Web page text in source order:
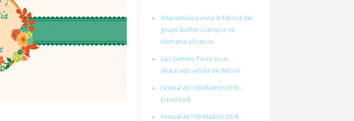
Aitanamúsica visita la fábrica del
grupo Buffet-Crampon en
Alemania y Francia
Luis Gimeno Pérez es un
destacado artista de Willson
Festival AETYB Madrid 2018 –
David Earll
Festival AETYB Madrid 2018 –